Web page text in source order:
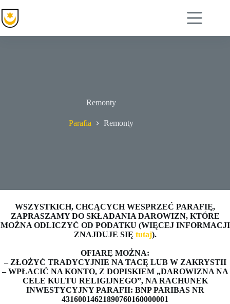
do
treści
Remonty
Parafia Remonty
WSZYSTKICH, CHCĄCYCH WESPRZEĆ PARAFIĘ,
ZAPRASZAMY DO SKŁADANIA DAROWIZN, KTÓRE
MOŻNA ODLICZYĆ OD PODATKU (WIĘCEJ INFORMACJI
ZNAJDUJE SIĘ tutaj).
OFIARĘ MOŻNA:
– ZŁOŻYĆ TRADYCYJNIE NA TACĘ LUB W ZAKRYSTII
– WPŁACIĆ NA KONTO, Z DOPISKIEM „DAROWIZNA NA
CELE KULTU RELIGIJNEGO”, NA RACHUNEK
INWESTYCYJNY PARAFII: BNP PARIBAS NR
43160014621890760160000001